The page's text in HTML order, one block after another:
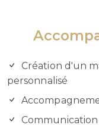
Création d'un
personnalisé